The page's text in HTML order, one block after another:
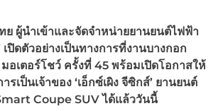
ทย ผู้นำเข้าและจัดจำหน่ายยานยนต์ไฟฟ้า
’ เปิดตัวอย่างเป็นทางการที่งานบางกอก
อเตอร์โชว์ ครั้งที่ 45 พร้อมเปิดโอกาสให้
เป็นเจ้าของ ‘เอ็กซ์เผิง จีซิกส์’ ยานยนต์
Coupe SUV ได้แล้ววันนี้